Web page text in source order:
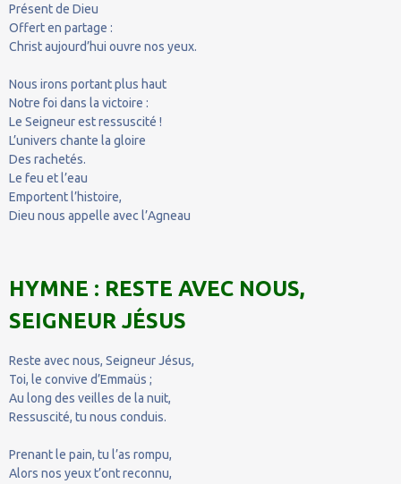
Présent de Dieu
Offert en partage :
Christ aujourd’hui ouvre nos yeux.
Nous irons portant plus haut
Notre foi dans la victoire :
Le Seigneur est ressuscité !
L’univers chante la gloire
Des rachetés.
Le feu et l’eau
Emportent l’histoire,
Dieu nous appelle avec l’Agneau
HYMNE : RESTE AVEC NOUS,
SEIGNEUR JÉSUS
Reste avec nous, Seigneur Jésus,
Toi, le convive d’Emmaüs ;
Au long des veilles de la nuit,
Ressuscité, tu nous conduis.
Prenant le pain, tu l’as rompu,
Alors nos yeux t’ont reconnu,